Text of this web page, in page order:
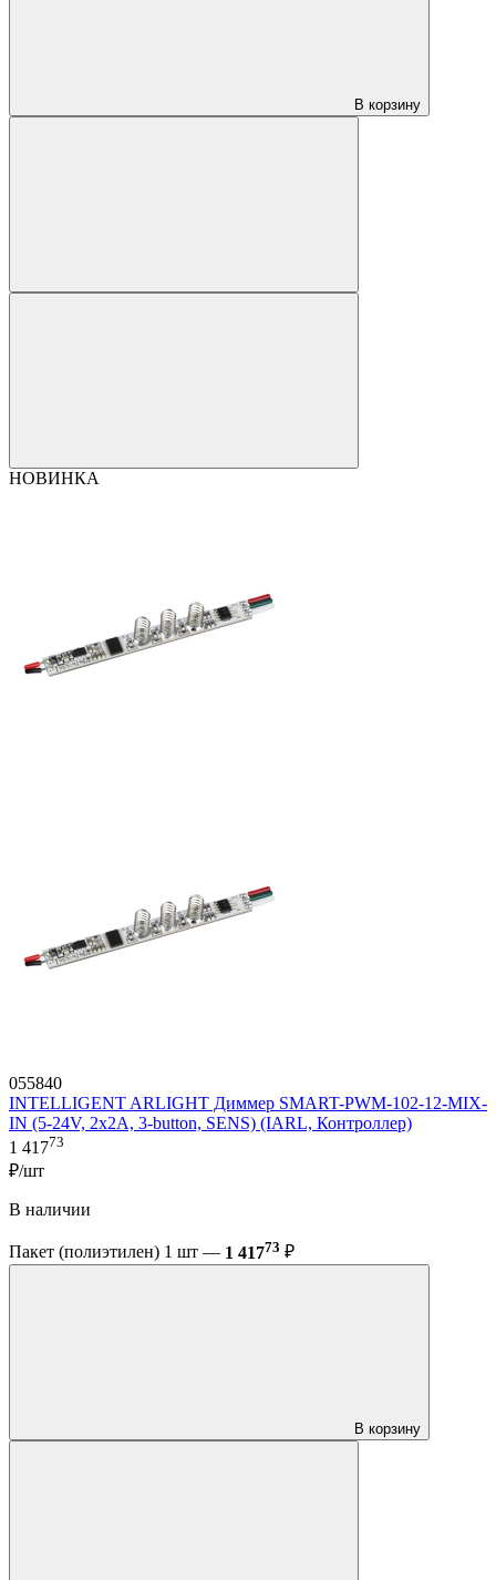
В корзину
НОВИНКА
055840
INTELLIGENT ARLIGHT Диммер SMART-PWM-102-12-MIX-
IN (5-24V, 2x2A, 3-button, SENS) (IARL, Контроллер)
1 41773
₽/шт
В наличии
Пакет (полиэтилен) 1 шт — 1 41773 ₽
В корзину